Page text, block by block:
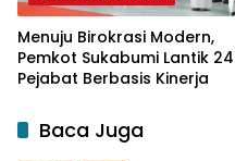
Menuju Birokrasi Modern,
Pemkot Sukabumi Lantik 24
Pejabat Berbasis Kinerja
Baca Juga